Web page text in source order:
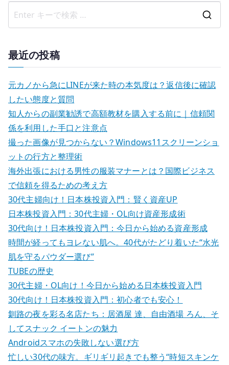
ナ
ビ
ゲ
ー
シ
ョ
ン
果
最近の投稿
元カノから急にLINEが来た時の本気度は？返信後に確認
したい態度と質問
知人からの副業勧誘で高額教材を購入する前に｜信頼関
係を利用した手口と注意点
撮った画像が見つからない？Windows11スクリーンショ
ットの行方と整理術
海外出張における男性の服装マナーとは？国際ビジネス
で信頼を得るための考え方
30代主婦向け！日本株投資入門：賢く資産UP
日本株投資入門：30代主婦・OL向け資産形成術
30代向け！日本株投資入門：今日から始める資産形成
時間が経ってもヨレない肌へ。40代がたどり着いた“水光
肌を守るパウダー選び”
TUBEの歴史
30代主婦・OL向け！今日から始める日本株投資入門
30代向け！日本株投資入門：初心者でも安心！
釧路の夜を彩る名店たち：居酒屋 達、自由酒場 ろん、そ
してスナック イートンの魅力
Androidスマホの失敗しない選び方
忙しい30代の味方。ギリギリ起きでも整う“時短スキンケ